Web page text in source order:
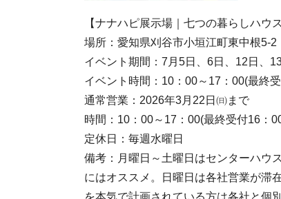
【ナナハピ展示場｜七つの暮らしハウ
場所：愛知県刈谷市小垣江町東中根5-2
イベント期間：7月5日、6日、12日、
イベント時間：10：00～17：00(最終
通常営業：2026年3月22日㈰まで
時間：10：00～17：00(最終受付16：
定休日：毎週水曜日
備考：月曜日～土曜日はセンターハウ
にはオススメ。日曜日は各社営業が滞
を本気で計画されている方は各社と個